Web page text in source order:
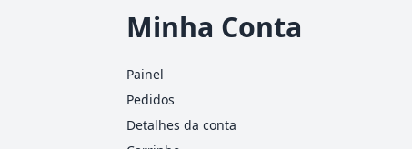
Minha Conta
Painel
Pedidos
Detalhes da conta